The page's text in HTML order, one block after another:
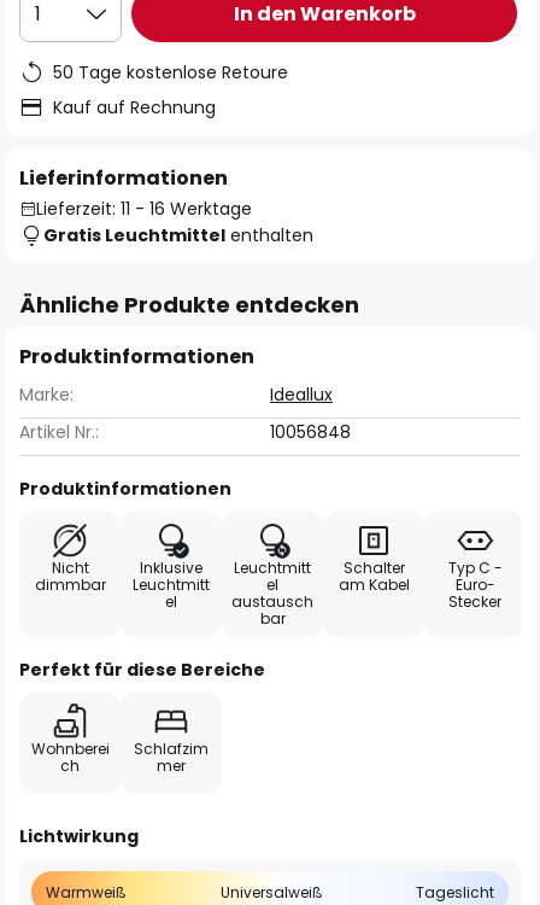
1 In den Warenkorb
50 Tage kostenlose Retoure
Kauf auf Rechnung
Lieferinformationen
Lieferzeit: 11 - 16 Werktage
Gratis Leuchtmittel enthalten
Ähnliche Produkte entdecken
Produktinformationen
Marke:
Ideallux
Artikel Nr.:
10056848
Produktinformationen
Nicht
dimmbar
Inklusive
Leuchtmitt
el
Leuchtmitt
el
austausch
bar
Schalter
am Kabel
Typ C -
Euro-
Stecker
Perfekt für diese Bereiche
Wohnberei
ch
Schlafzim
mer
Lichtwirkung
Warmweiß Universalweiß Tageslicht